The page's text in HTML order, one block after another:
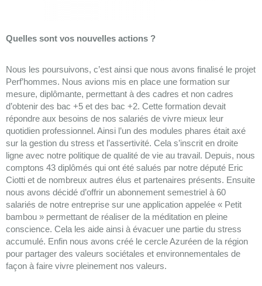
Quelles sont vos nouvelles actions ?
Nous les poursuivons, c’est ainsi que nous avons finalisé le projet
Perf’hommes. Nous avions mis en place une formation sur
mesure, diplômante, permettant à des cadres et non cadres
d’obtenir des bac +5 et des bac +2. Cette formation devait
répondre aux besoins de nos salariés de vivre mieux leur
quotidien professionnel. Ainsi l’un des modules phares était axé
sur la gestion du stress et l’assertivité. Cela s’inscrit en droite
ligne avec notre politique de qualité de vie au travail. Depuis, nous
comptons 43 diplômés qui ont été salués par notre député Eric
Ciotti et de nombreux autres élus et partenaires présents. Ensuite
nous avons décidé d’offrir un abonnement semestriel à 60
salariés de notre entreprise sur une application appelée « Petit
bambou » permettant de réaliser de la méditation en pleine
conscience. Cela les aide ainsi à évacuer une partie du stress
accumulé. Enfin nous avons créé le cercle Azuréen de la région
pour partager des valeurs sociétales et environnementales de
façon à faire vivre pleinement nos valeurs.